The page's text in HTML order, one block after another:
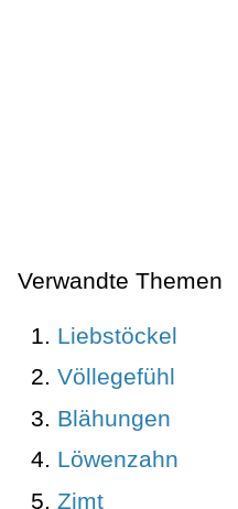
Verwandte Themen
Liebstöckel
Völlegefühl
Blähungen
Löwenzahn
Zimt